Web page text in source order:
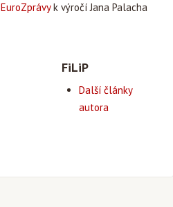
EuroZprávyk výročí Jana Palacha
FiLiP
Další články
autora